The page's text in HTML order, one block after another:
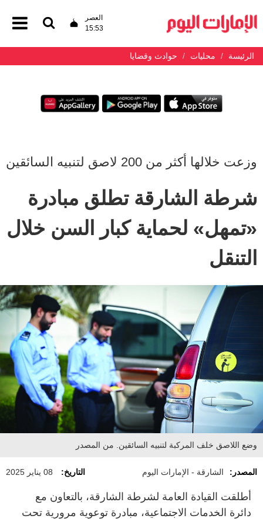
العصر
15:53
الرئيسة محليات حوادث وقضايا
وزعت خلالها أكثر من 200 لاصق لتنبيه السائقين
شرطة الشارقة تطلق مبادرة
«تمهل» لحماية كبار السن خلال
التنقل
وضع اللاصق خلف المركبة لتنبيه السائقين. من المصدر
المصدر: الشارقة - الإمارات اليوم التاريخ: 08 يناير 2025
أطلقت القيادة العامة لشرطة الشارقة، بالتعاون مع
دائرة الخدمات الاجتماعية، مبادرة توعوية مرورية تحت